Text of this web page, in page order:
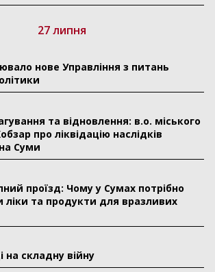
27 липня
нове Управління з питань
та відновлення: в.о. міського
про ліквідацію наслідків
Суми
проїзд: Чому у Сумах потрібно
ліки та продукти для вразливих
на складну війну